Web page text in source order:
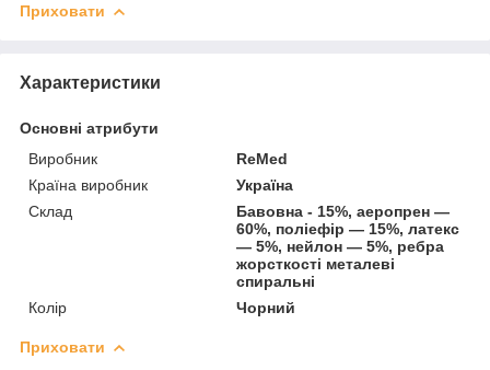
Приховати
Характеристики
Основні атрибути
Виробник
ReMed
Країна виробник
Україна
Склад
Бавовна - 15%, аеропрен —
60%, поліефір — 15%, латекс
— 5%, нейлон — 5%, ребра
жорсткості металеві
спиральні
Колір
Чорний
Приховати